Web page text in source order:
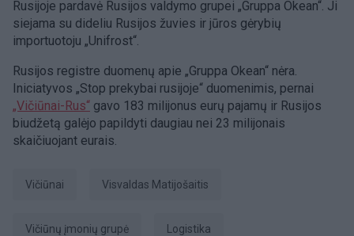
Rusijoje pardavė Rusijos valdymo grupei „Gruppa Okean“. Ji
siejama su dideliu Rusijos žuvies ir jūros gėrybių
importuotoju „Unifrost“.
Rusijos registre duomenų apie „Gruppa Okean“ nėra.
Iniciatyvos „Stop prekybai rusijoje“ duomenimis, pernai
„Vičiūnai-Rus“ gavo 183 milijonus eurų pajamų ir Rusijos
biudžetą galėjo papildyti daugiau nei 23 milijonais
skaičiuojant eurais.
Vičiūnai Visvaldas Matijošaitis
Vičiūnų įmonių grupė logistika